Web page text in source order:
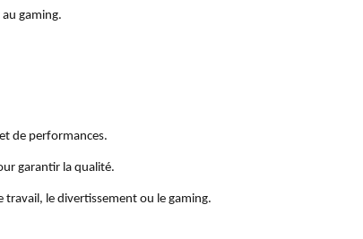
gaming.
de performances.
garantir la qualité.
travail, le divertissement ou le gaming.